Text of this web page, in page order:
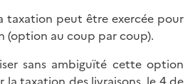
taxation peut être exercée pour
(option au coup par coup).
sans ambiguïté cette option